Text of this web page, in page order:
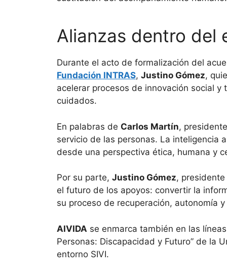
Alianzas dentro del
Durante el acto de formalización del
Fundación INTRAS, Justino Gómez,
acelerar procesos de innovación social
cuidados.
En palabras de Carlos Martín,
servicio de las personas. La inteligencia
desde una perspectiva ética, humana y
Por su parte, Justino Gómez, presidente
el futuro de los apoyos: convertir la
su proceso de recuperación, autonomía
AIVIDA se enmarca también en las
Personas: Discapacidad y Futuro” de la
entorno SIVI.